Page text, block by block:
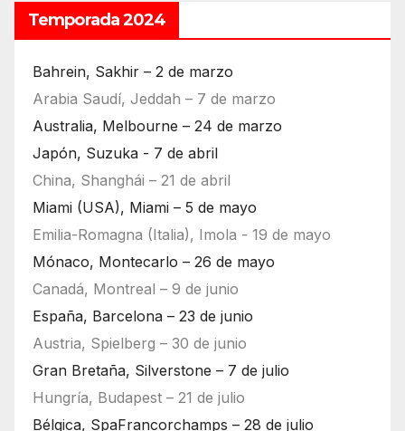
Temporada 2024
Bahrein, Sakhir – 2 de marzo
Arabia Saudí, Jeddah – 7 de marzo
Australia, Melbourne – 24 de marzo
Japón, Suzuka - 7 de abril
China, Shanghái – 21 de abril
Miami (USA), Miami – 5 de mayo
Emilia-Romagna (Italia), Imola - 19 de mayo
Mónaco, Montecarlo – 26 de mayo
Canadá, Montreal – 9 de junio
España, Barcelona – 23 de junio
Austria, Spielberg – 30 de junio
Gran Bretaña, Silverstone – 7 de julio
Hungría, Budapest – 21 de julio
Bélgica, SpaFrancorchamps – 28 de julio